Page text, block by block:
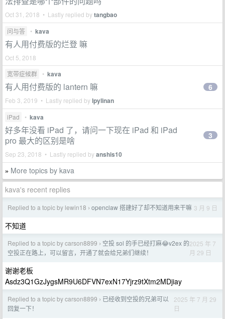
Oct 31, 2018 • Lastly replied bytangbao
问与答 • kava
有人用付费版的烂登 嘛
Oct 5, 2018
宽带症候群
• kava
有人用付费版的 lantern 嘛
Feb 3, 2019 • Lastly replied bylpylinan
6
iPad • kava
好多年没看 iPad 了，请问一下现在 iPad 和 iPad
pro 最大的区别是啥
Sep 23, 2018 • Lastly replied byanshis10
3
» More topics by kava
kava's recent replies
Replied to a topic by lewin18 › openclaw 搭建好了却不知道用来干嘛 3 月 9 日
不知道
Replied to a topic by carson8899 › 空投 sol 的手已经打麻😂v2ex 的
空投正在路上，可以留言，开通了就会给兄弟们继续！
2025 年 7
月 29 日
谢谢老板
Asdz3Q1GzJygsMR9U6DFVN7exN17Yjrz9tXtm2MDjiay
Replied to a topic by carson8899 › 已经收到空投的兄弟可以
回复一下！
2025 年 7 月 29
日